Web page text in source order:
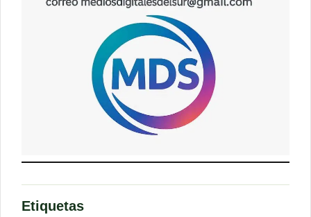
Etiquetas